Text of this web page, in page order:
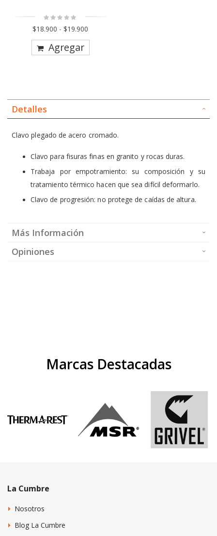
Rating:
$18.900 - $19.900
Agregar
Detalles
Clavo plegado de acero cromado.
Clavo para fisuras finas en granito y rocas duras.
Trabaja por empotramiento: su composición y su
tratamiento térmico hacen que sea difícil deformarlo.
Clavo de progresión: no protege de caídas de altura.
Más Información
Opiniones
Marcas Destacadas
La Cumbre
Nosotros
Blog La Cumbre